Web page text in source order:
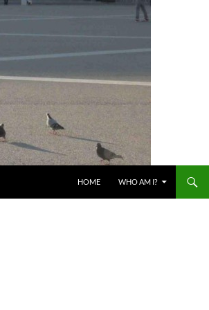
HOME WHO AM I?